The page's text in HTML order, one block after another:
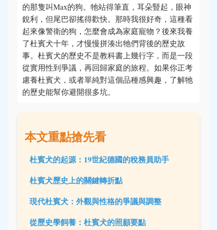
的那隻叫Max的狗。牠站得筆直，耳朵豎起，眼神
銳利，但尾巴卻搖得歡快。那時我很好奇，這種看
起來像警衛的狗，怎麼會成為家庭寵物？後來我養
了杜賓犬十年，才慢慢拼湊出牠們背後的歷史故
事。杜賓犬的歷史不是教科書上幾行字，而是一段
從實用性到爭議，再回歸家庭的旅程。如果你正考
慮養杜賓犬，或者單純對這個品種感興趣，了解牠
的歷史能幫你避開很多坑。
本文重點搶先看
杜賓犬的起源：19世紀德國的稅務員助手
杜賓犬歷史上的關鍵轉折點
現代杜賓犬：外觀與性格的爭議與調整
從歷史學飼養：杜賓犬的照顧要點